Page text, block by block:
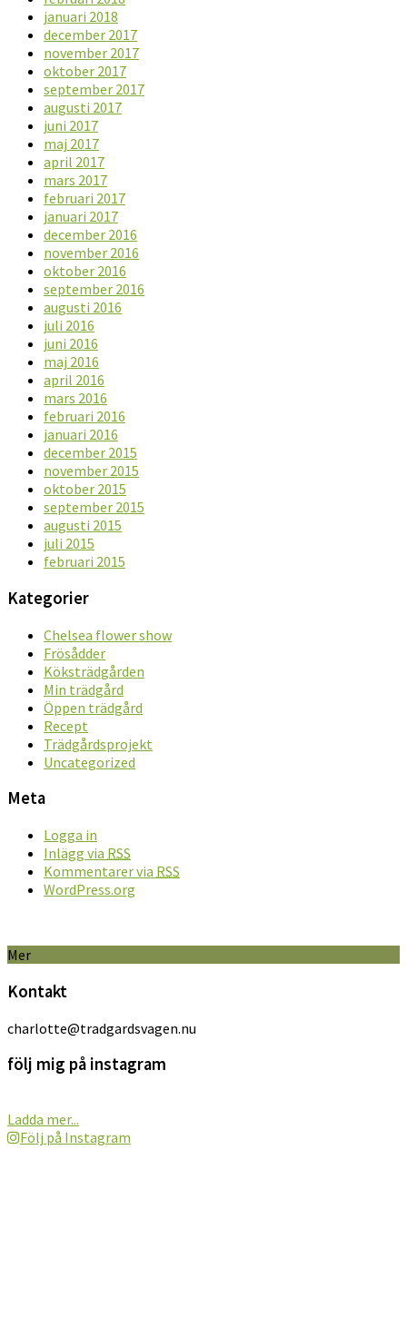
januari 2018
december 2017
november 2017
oktober 2017
september 2017
augusti 2017
juni 2017
maj 2017
april 2017
mars 2017
februari 2017
januari 2017
december 2016
november 2016
oktober 2016
september 2016
augusti 2016
juli 2016
juni 2016
maj 2016
april 2016
mars 2016
februari 2016
januari 2016
december 2015
november 2015
oktober 2015
september 2015
augusti 2015
juli 2015
februari 2015
Kategorier
Chelsea flower show
Frösådder
Köksträdgården
Min trädgård
Öppen trädgård
Recept
Trädgårdsprojekt
Uncategorized
Meta
Logga in
Inlägg via RSS
Kommentarer via RSS
WordPress.org
Mer
Kontakt
charlotte@tradgardsvagen.nu
följ mig på instagram
Ladda mer...
Följ på Instagram